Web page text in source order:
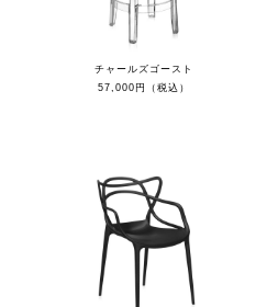
チャールズゴースト
57,000円（税込）